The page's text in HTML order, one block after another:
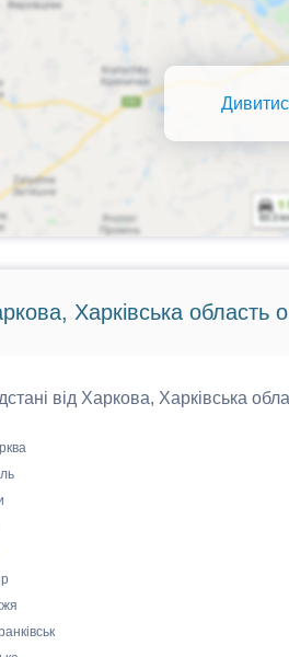
Харківська область
від Харкова, Харківська